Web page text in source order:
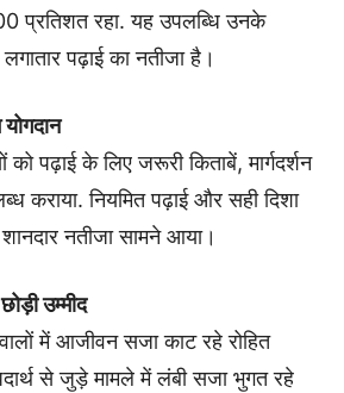
प्रतिशत रहा. यह उपलब्धि उनके
पढ़ाई का नतीजा है।
पढ़ाई के लिए जरूरी किताबें, मार्गदर्शन
कराया. नियमित पढ़ाई और सही दिशा
नतीजा सामने आया।
उम्मीद
वालों में आजीवन सजा काट रहे रोहित
से जुड़े मामले में लंबी सजा भुगत रहे